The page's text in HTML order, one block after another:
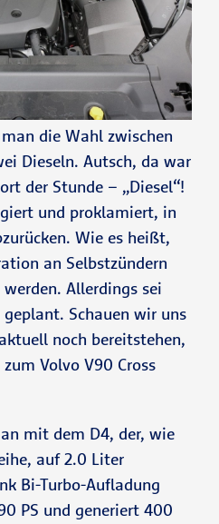
die Wahl zwischen
Dieseln. Autsch, da war
der Stunde – „Diesel“!
und proklamiert, in
Wie es heißt,
an Selbstzündern
Allerdings sei
Schauen wir uns
noch bereitstehen,
Volvo V90 Cross
mit dem D4, der, wie
auf 2.0 Liter
Bi-Turbo-Aufladung
PS und generiert 400